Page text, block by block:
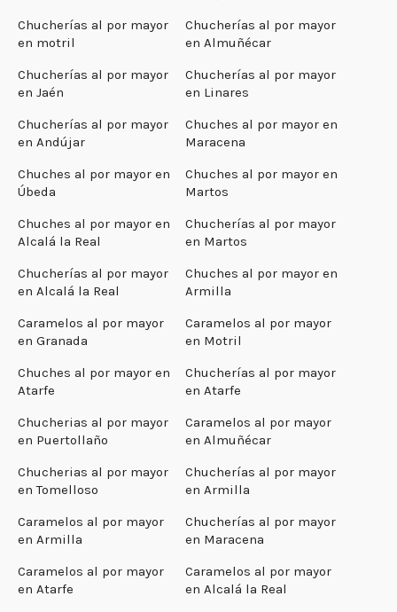
Chucherías al por mayor
en motril
Chucherías al por mayor
en Almuñécar
Chucherías al por mayor
en Jaén
Chucherías al por mayor
en Linares
Chucherías al por mayor
en Andújar
Chuches al por mayor en
Maracena
Chuches al por mayor en
Úbeda
Chuches al por mayor en
Martos
Chuches al por mayor en
Alcalá la Real
Chucherías al por mayor
en Martos
Chucherías al por mayor
en Alcalá la Real
Chuches al por mayor en
Armilla
Caramelos al por mayor
en Granada
Caramelos al por mayor
en Motril
Chuches al por mayor en
Atarfe
Chucherías al por mayor
en Atarfe
Chucherias al por mayor
en Puertollaño
Caramelos al por mayor
en Almuñécar
Chucherias al por mayor
en Tomelloso
Chucherías al por mayor
en Armilla
Caramelos al por mayor
en Armilla
Chucherías al por mayor
en Maracena
Caramelos al por mayor
en Atarfe
Caramelos al por mayor
en Alcalá la Real